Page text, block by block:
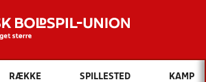
Hvad vil du søge efter?
RÆKKE SPILLESTED KAMP